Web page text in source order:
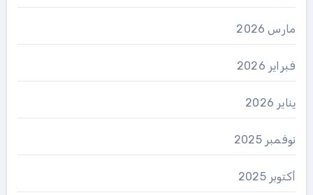
مارس 2026
فبراير 2026
يناير 2026
نوفمبر 2025
أكتوبر 2025